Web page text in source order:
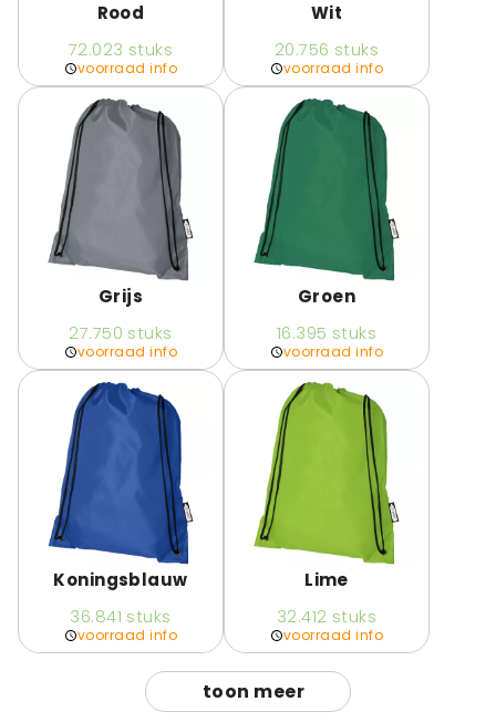
Rood
72.023 stuks
voorraad info
Wit
20.756 stuks
voorraad info
Grijs
27.750 stuks
voorraad info
Groen
16.395 stuks
voorraad info
Koningsblauw
36.841 stuks
voorraad info
Lime
32.412 stuks
voorraad info
toon meer